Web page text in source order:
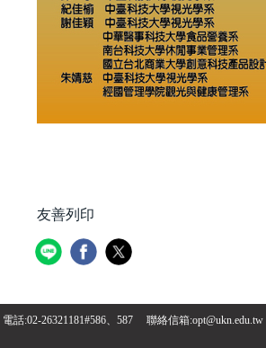
友善列印
電話:02-26321181#586、587 聯絡信箱:opt@ukn.edu.tw